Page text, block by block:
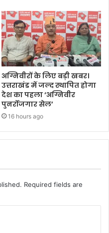
अग्निवीरों के लिए बड़ी खबर।
उत्तराखंड में जल्द स्थापित होगा
देश का पहला ‘अग्निवीर
पुनर्रोजगार सेल’
16 hours ago
Required fields are